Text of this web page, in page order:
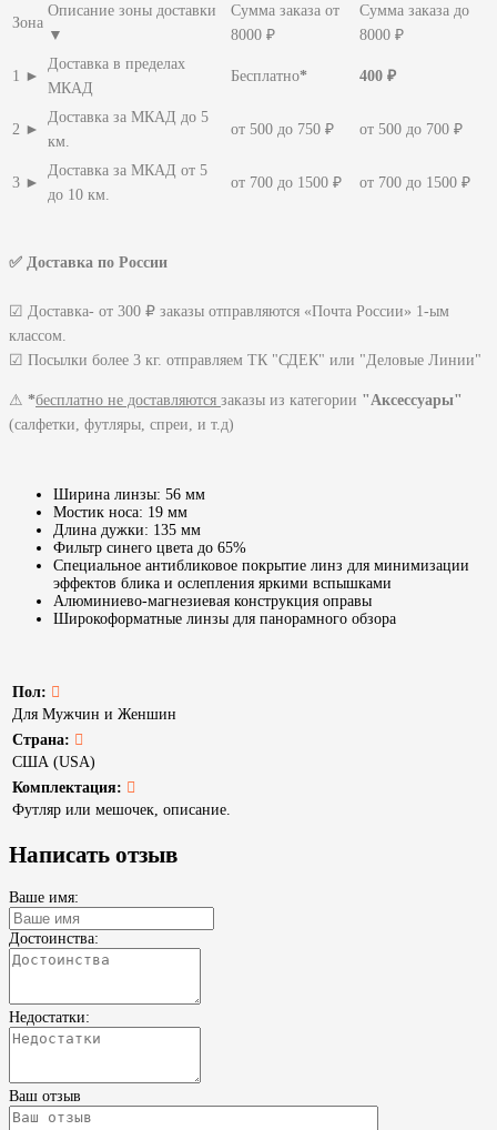
Зона
Описание зоны доставки
▼
Сумма заказа от
8000 ₽
Сумма заказа до
8000 ₽
1 ►
Доставка в пределах
МКАД
Бесплатно* 400 ₽
2 ►
Доставка за МКАД до 5
км.
от 500 до 750 ₽ от 500 до 700 ₽
3 ►
Доставка за МКАД от 5
до 10 км.
от 700 до 1500 ₽ от 700 до 1500 ₽
✅ Доставка по России
☑ Доставка- от 300 ₽ заказы отправляются «Почта России» 1-ым
классом.
☑ Посылки более 3 кг. отправляем ТК "СДЕК" или "Деловые Линии"
⚠ *бесплатно не доставляются заказы из категории "Аксессуары"
(салфетки, футляры, спреи, и т.д)
Ширина линзы: 56 мм
Мостик носа: 19 мм
Длина дужки: 135 мм
Фильтр синего цвета до 65%
Специальное антибликовое покрытие линз для минимизации
эффектов блика и ослепления яркими вспышками
Алюминиево-магнезиевая конструкция оправы
Широкоформатные линзы для панорамного обзора
Пол:
Для Мужчин и Женшин
Страна:
США (USA)
Комплектация:
Футляр или мешочек, описание.
Написать отзыв
Ваше имя:
Достоинства:
Недостатки:
Ваш отзыв